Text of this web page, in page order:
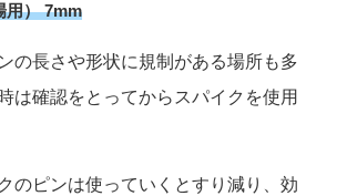
用） 7mm
の長さや形状に規制がある場所も多
は確認をとってからスパイクを使用
のピンは使っていくとすり減り、効